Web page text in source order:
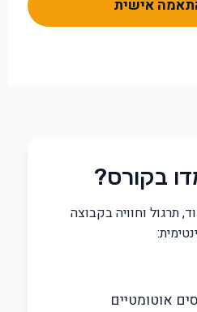
אישית
בקורס?
תרגול וחוויה בקבוצה
אוטומטיים